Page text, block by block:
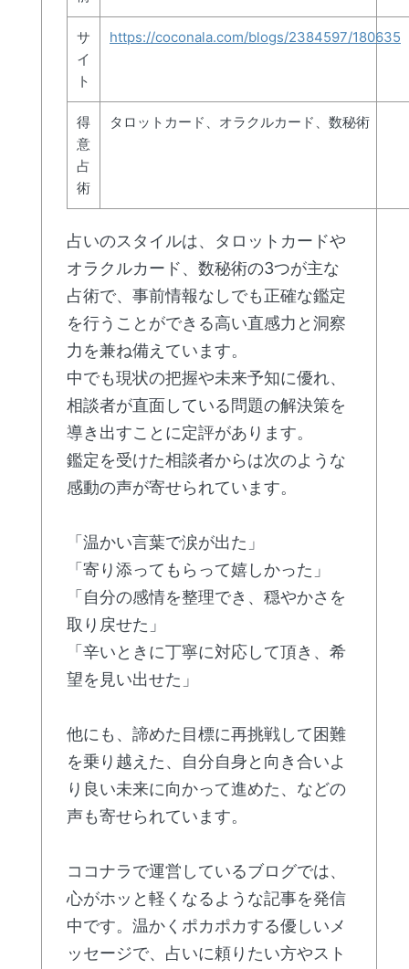
サ
イ
ト
https://coconala.com/blogs/2384597/180635
得
意
占
術
タロットカード、オラクルカード、数秘術
占いのスタイルは、タロットカードや
オラクルカード、数秘術の3つが主な
占術で、事前情報なしでも正確な鑑定
を行うことができる高い直感力と洞察
力を兼ね備えています。
中でも現状の把握や未来予知に優れ、
相談者が直面している問題の解決策を
導き出すことに定評があります。
鑑定を受けた相談者からは次のような
感動の声が寄せられています。
「温かい言葉で涙が出た」
「寄り添ってもらって嬉しかった」
「自分の感情を整理でき、穏やかさを
取り戻せた」
「辛いときに丁寧に対応して頂き、希
望を見い出せた」
他にも、諦めた目標に再挑戦して困難
を乗り越えた、自分自身と向き合いよ
り良い未来に向かって進めた、などの
声も寄せられています。
ココナラで運営しているブログでは、
心がホッと軽くなるような記事を発信
中です。温かくポカポカする優しいメ
ッセージで、占いに頼りたい方やスト